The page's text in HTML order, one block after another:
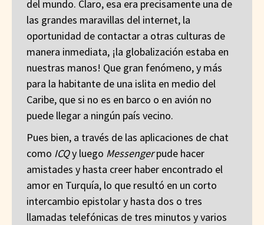
del mundo. Claro, esa era precisamente una de
las grandes maravillas del internet, la
oportunidad de contactar a otras culturas de
manera inmediata, ¡la globalización estaba en
nuestras manos! Que gran fenómeno, y más
para la habitante de una islita en medio del
Caribe, que si no es en barco o en avión no
puede llegar a ningún país vecino.
Pues bien, a través de las aplicaciones de chat
como ICQy luego Messengerpude hacer
amistades y hasta creer haber encontrado el
amor en Turquía, lo que resultó en un corto
intercambio epistolar y hasta dos o tres
llamadas telefónicas de tres minutos y varios